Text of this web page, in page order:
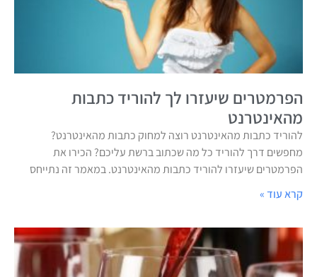
הפרמטרים שיעזרו לך להוריד כתבות
מהאינטרנט
להוריד כתבות מהאינטרנט רוצה למחוק כתבות מהאינטרנט?
מחפשים דרך להוריד כל מה שכתוב ברשת עליכם? הכירו את
הפרמטרים שיעזרו להוריד כתבות מהאינטרנט. במאמר זה נתייחס
קרא עוד »